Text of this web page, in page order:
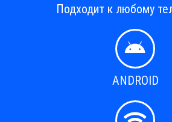
Подходит к любому
ANDROID